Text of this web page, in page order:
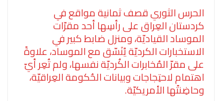
الحرس الثوري قصف ثمانية مواقع في
كردستان العِراق على رأسِها أحد مقرّات
الموساد القياديّة، ومنزل ضابط كبير في
الاستخبارات الكرديّة يُنَسّق مع الموساد، علاوةً
على مقرّ المُخابرات الكُرديّة نفسها، ولم تُعِر أيّ
اهتمامٍ لاحتِجاجات وبيانات الحُكومة العِراقيّة،
وحاضِنتها الأمريكيّة.